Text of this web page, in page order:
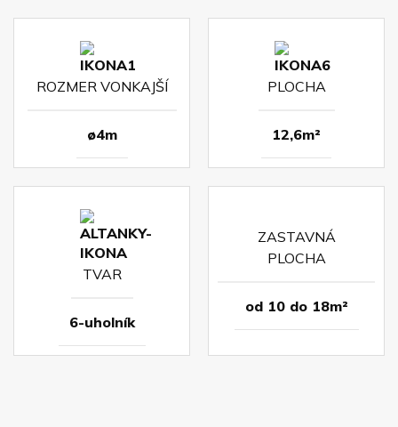
ROZMER VONKAJŠÍ
ø4m
PLOCHA
12,6m²
TVAR
6-uholník
ZASTAVNÁ
PLOCHA
od 10 do 18m²